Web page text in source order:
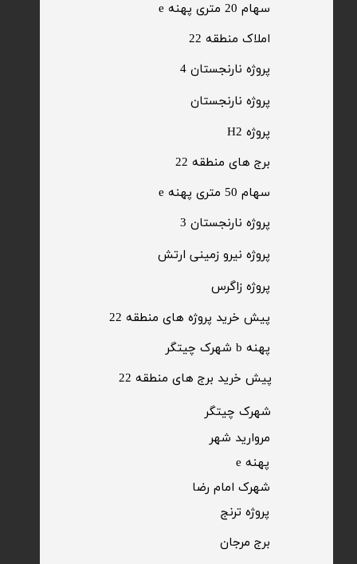
پیش خرید برج های منطقه 22
سهام 20 متری پهنه e​​​​​​​
​سهام 50 متری پهنه e
پهنه b شهرک چیتگر
​املاک منطقه 22
برج های منطقه 22
پیش خرید پروژه های منطقه 22
پروژه H2
​پروژه زاگرس
​پروژه ترنج
​پروژه نارنجستان
​پروژه نیرو زمینی ارتش
پروژه نارنجستان 4
​پروژه نارنجستان 3
​شهرک چیتگر
مروارید شهر​​​​​​​
شهرک امام رضا
پهنه e
برج مرجان